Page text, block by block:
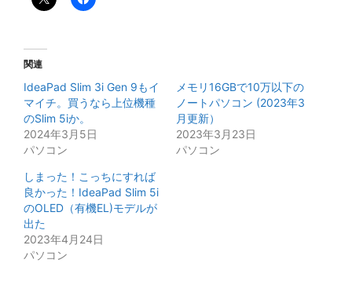
関連
IdeaPad Slim 3i Gen 9もイ
マイチ。買うなら上位機種
のSlim 5iか。
2024年3月5日
パソコン
メモリ16GBで10万以下の
ノートパソコン (2023年3
月更新）
2023年3月23日
パソコン
しまった！こっちにすれば
良かった！IdeaPad Slim 5i
のOLED（有機EL)モデルが
出た
2023年4月24日
パソコン